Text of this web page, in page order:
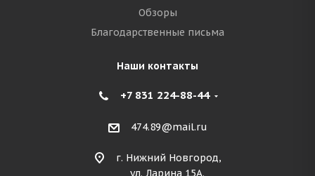
Обзоры
Благодарственные письма
Наши контакты
+7 831 224-88-44
474.89@mail.ru
г. Нижний Новгород,
ул. Ларина 15А.